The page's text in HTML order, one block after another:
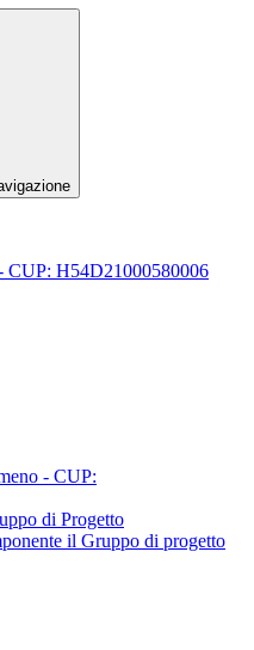
CUP: H54D21000580006
- CUP:
di Progetto
il Gruppo di progetto